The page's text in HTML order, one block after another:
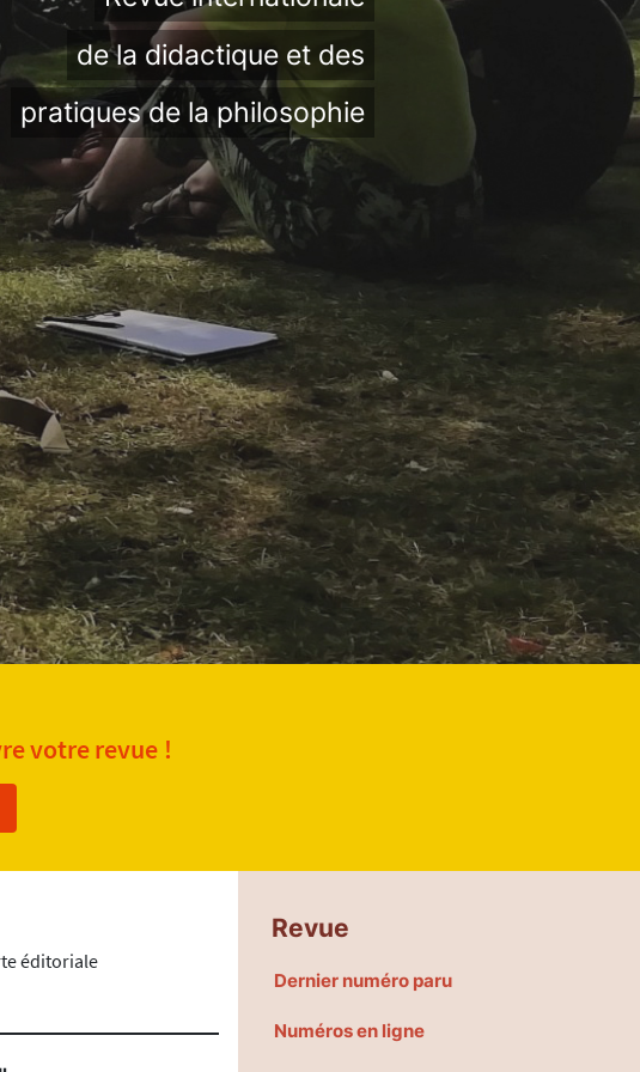
de la didactique et des
pratiques de la philosophie
votre revue !
éditoriale
Revue
Dernier numéro paru
Numéros en ligne